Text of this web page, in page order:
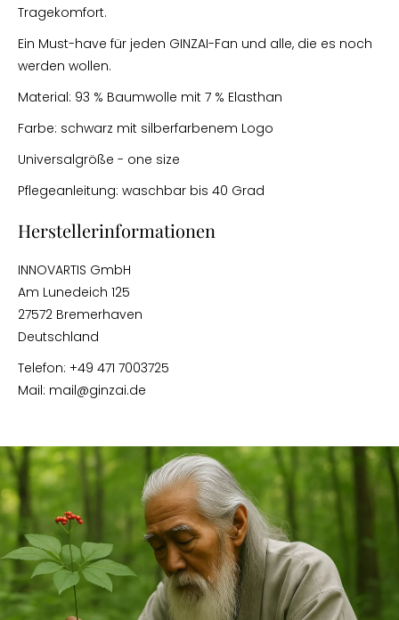
Tragekomfort.
Ein Must-have für jeden GINZAI-Fan und alle, die es noch
werden wollen.
Material: 93 % Baumwolle mit 7 % Elasthan
Farbe: schwarz mit silberfarbenem Logo
Universalgröße - one size
Pflegeanleitung: waschbar bis 40 Grad
Herstellerinformationen
INNOVARTIS GmbH
Am Lunedeich 125
27572 Bremerhaven
Deutschland
Telefon: +49 471 7003725
Mail: mail@ginzai.de